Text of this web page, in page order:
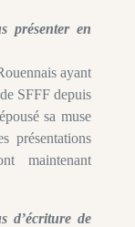
présenter en
ayant
SFFF depuis
sa muse
présentations
maintenant
d’écriture de